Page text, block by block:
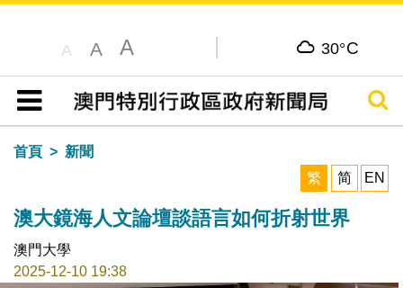
A A A 30°C
目錄
搜尋
首頁
新聞
繁
简 EN
澳大鏡海人文論壇談語言如何折射世界
澳門大學
2025-12-10 19:38